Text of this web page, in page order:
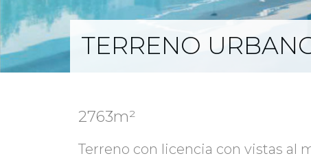
TERRENO
2763m²
Terreno con licencia con vistas al